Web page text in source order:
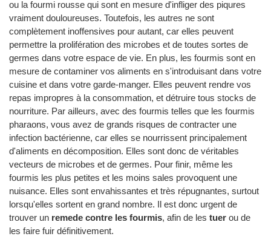
ou la fourmi rousse qui sont en mesure d'infliger des piqures
vraiment douloureuses. Toutefois, les autres ne sont
complètement inoffensives pour autant, car elles peuvent
permettre la prolifération des microbes et de toutes sortes de
germes dans votre espace de vie. En plus, les fourmis sont en
mesure de contaminer vos aliments en s'introduisant dans votre
cuisine et dans votre garde-manger. Elles peuvent rendre vos
repas impropres à la consommation, et détruire tous stocks de
nourriture. Par ailleurs, avec des fourmis telles que les fourmis
pharaons, vous avez de grands risques de contracter une
infection bactérienne, car elles se nourrissent principalement
d'aliments en décomposition. Elles sont donc de véritables
vecteurs de microbes et de germes. Pour finir, même les
fourmis les plus petites et les moins sales provoquent une
nuisance. Elles sont envahissantes et très répugnantes, surtout
lorsqu'elles sortent en grand nombre. Il est donc urgent de
trouver un remede contre les fourmis, afin de les tuer ou de
les faire fuir définitivement.